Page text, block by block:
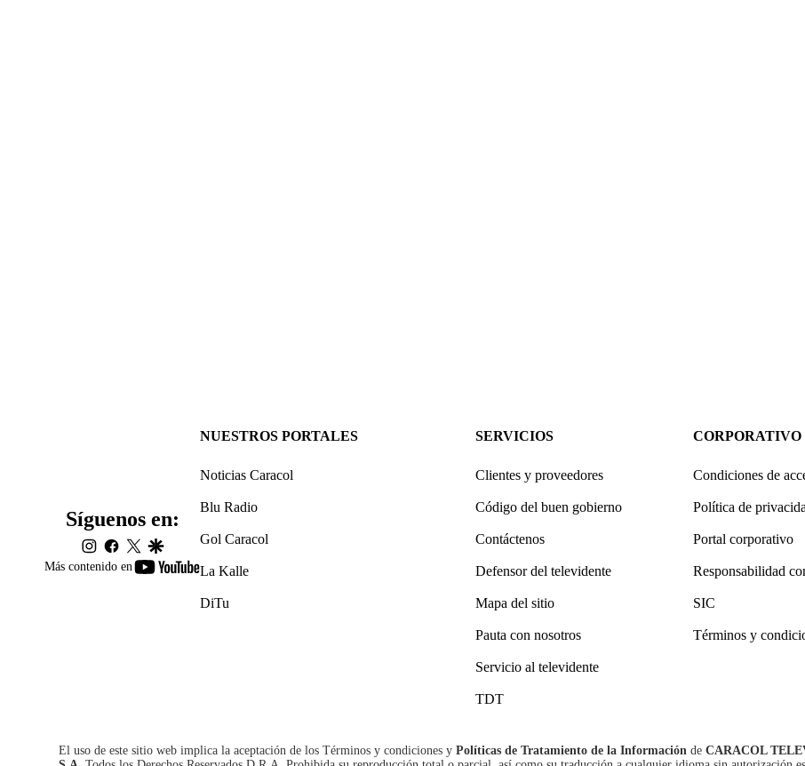
Más contenido en
youtube-
Síguenos en:
instagram
facebook
twittergoogle
NUESTROS PORTALES
Noticias Caracol
Blu Radio
Gol Caracol
La Kalle
DiTu
SERVICIOS
Clientes y proveedores
Código del buen gobierno
Contáctenos
Defensor del televidente
Mapa del sitio
Pauta con nosotros
Servicio al televidente
TDT
CORPORATIVO
Condiciones de
Política de
Portal corporativo
Responsabilidad
SIC
Términos y
El uso de este sitio web implica la aceptación de los Términos y condiciones y Políticas de Tratamiento de la Información de CARACOL